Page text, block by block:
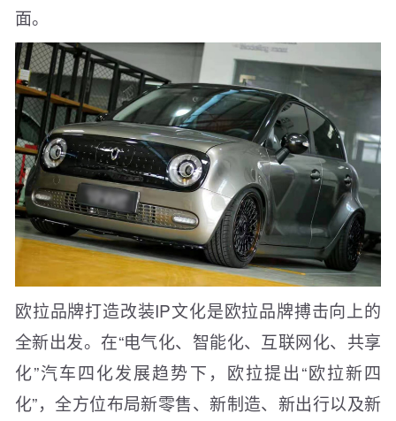
面。
欧拉品牌打造改装IP文化是欧拉品牌搏击向上的
全新出发。在“电气化、智能化、互联网化、共享
化”汽车四化发展趋势下，欧拉提出“欧拉新四
化”，全方位布局新零售、新制造、新出行以及新